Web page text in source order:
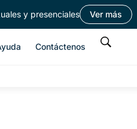
y presenciales Ver más
Contáctenos